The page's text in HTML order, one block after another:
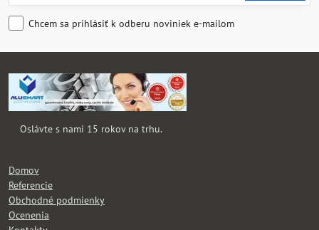
Chcem sa prihlásiť k odberu noviniek e-mailom
Oslávte s nami 15 rokov na trhu.
Domov
Referencie
Obchodné podmienky
Ocenenia